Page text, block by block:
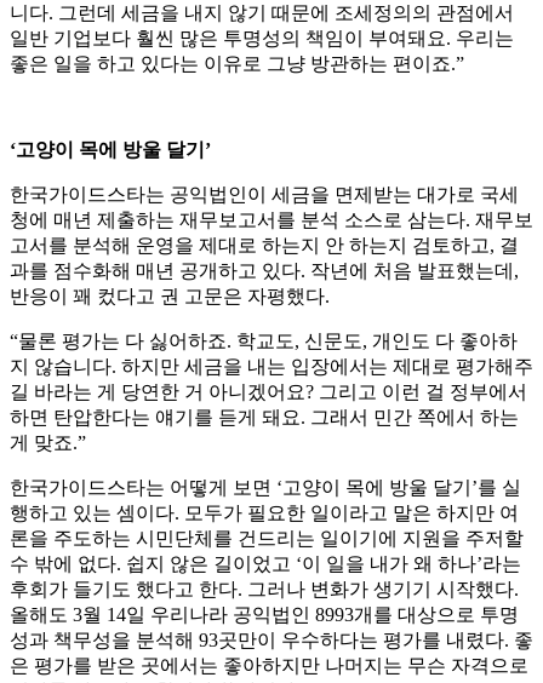
니다. 그런데 세금을 내지 않기 때문에 조세정의의 관점에서
일반 기업보다 훨씬 많은 투명성의 책임이 부여돼요. 우리는
좋은 일을 하고 있다는 이유로 그냥 방관하는 편이죠.”
‘고양이 목에 방울 달기’
한국가이드스타는 공익법인이 세금을 면제받는 대가로 국세
청에 매년 제출하는 재무보고서를 분석 소스로 삼는다. 재무보
고서를 분석해 운영을 제대로 하는지 안 하는지 검토하고, 결
과를 점수화해 매년 공개하고 있다. 작년에 처음 발표했는데,
반응이 꽤 컸다고 권 고문은 자평했다.
“물론 평가는 다 싫어하죠. 학교도, 신문도, 개인도 다 좋아하
지 않습니다. 하지만 세금을 내는 입장에서는 제대로 평가해주
길 바라는 게 당연한 거 아니겠어요? 그리고 이런 걸 정부에서
하면 탄압한다는 얘기를 듣게 돼요. 그래서 민간 쪽에서 하는
게 맞죠.”
한국가이드스타는 어떻게 보면 ‘고양이 목에 방울 달기’를 실
행하고 있는 셈이다. 모두가 필요한 일이라고 말은 하지만 여
론을 주도하는 시민단체를 건드리는 일이기에 지원을 주저할
수 밖에 없다. 쉽지 않은 길이었고 ‘이 일을 내가 왜 하나’라는
후회가 들기도 했다고 한다. 그러나 변화가 생기기 시작했다.
올해도 3월 14일 우리나라 공익법인 8993개를 대상으로 투명
성과 책무성을 분석해 93곳만이 우수하다는 평가를 내렸다. 좋
은 평가를 받은 곳에서는 좋아하지만 나머지는 무슨 자격으로